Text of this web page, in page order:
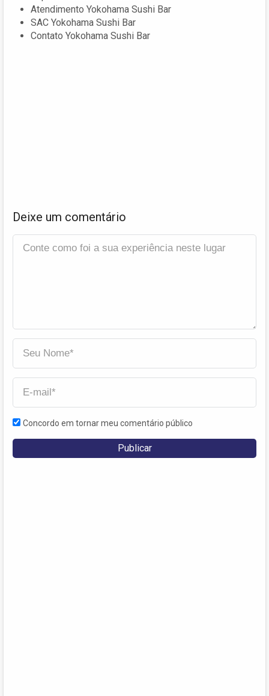
Atendimento Yokohama Sushi Bar
SAC Yokohama Sushi Bar
Contato Yokohama Sushi Bar
Deixe um comentário
Concordo em tornar meu comentário público